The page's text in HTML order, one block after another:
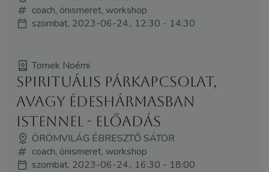
coach, önismeret, workshop
szombat, 2023-06-24., 12:30 - 14:30
Tomek Noémi
Spirituális párkapcsolat,
avagy édeshármasban
Istennel - előadás
ÖRÖMVILÁG ÉBRESZTŐ SÁTOR
coach, önismeret, workshop
szombat, 2023-06-24., 16:30 - 18:00